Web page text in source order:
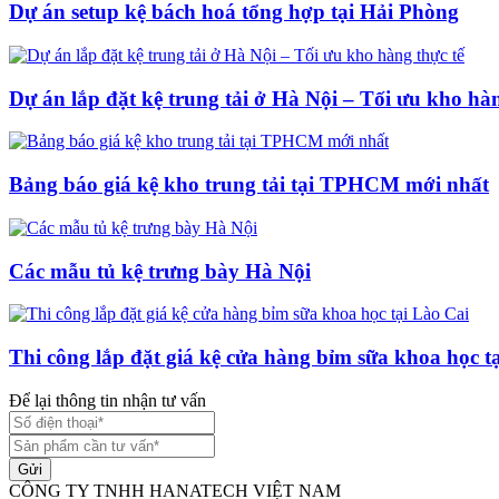
Dự án setup kệ bách hoá tổng hợp tại Hải Phòng
Dự án lắp đặt kệ trung tải ở Hà Nội – Tối ưu kho
Bảng báo giá kệ kho trung tải tại TPHCM mới nhất
Các mẫu tủ kệ trưng bày Hà Nội
Thi công lắp đặt giá kệ cửa hàng bỉm sữa khoa học
Để lại thông tin nhận tư vấn
Gửi
CÔNG TY TNHH HANATECH VIỆT NAM